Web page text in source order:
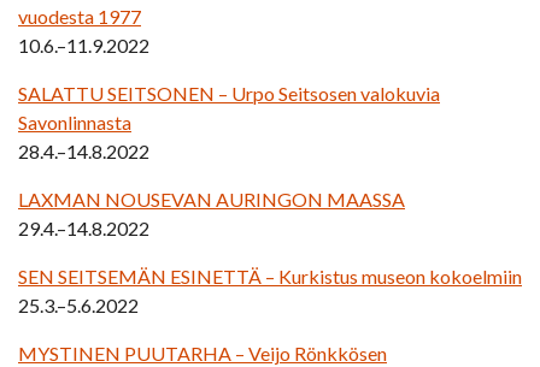
vuodesta 1977
10.6.–11.9.2022
SALATTU SEITSONEN – Urpo Seitsosen valokuvia
Savonlinnasta
28.4.–14.8.2022
LAXMAN NOUSEVAN AURINGON MAASSA
29.4.–14.8.2022
SEN SEITSEMÄN ESINETTÄ – Kurkistus museon kokoelmiin
25.3.–5.6.2022
MYSTINEN PUUTARHA – Veijo Rönkkösen